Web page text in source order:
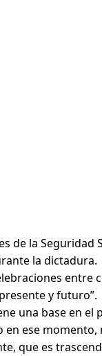
la Seguridad
la dictadura.
entre
y futuro”.
una base en
ese
que es